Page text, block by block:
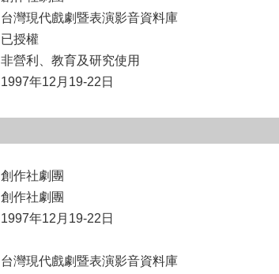
台灣現代戲劇暨表演影音資料庫
已授權
非營利、教育及研究使用
1997年12月19-22日
創作社劇團
創作社劇團
1997年12月19-22日
台灣現代戲劇暨表演影音資料庫